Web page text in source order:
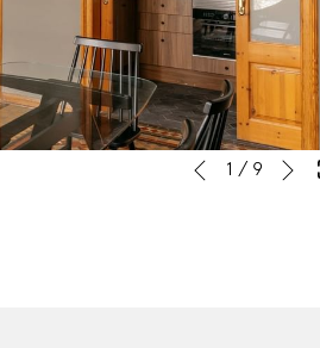
Boutons
LePrécédent
1 / 9